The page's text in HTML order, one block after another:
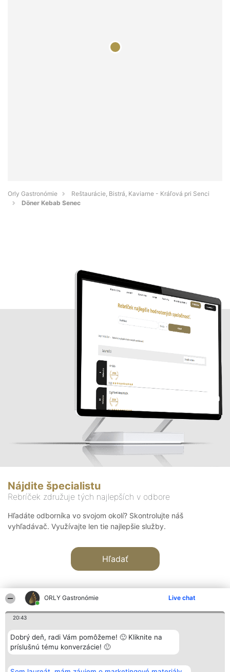
ORLY Gastronómie Live chat
20:43
Dobrý deň, radi Vám pomôžeme! 🙂 Kliknite na
príslušnú tému konverzácie! 🙂
Orly Gastronómie
Reštaurácie, Bistrá, Kaviarne - Kráľová pri Senci
Döner Kebab Senec
Nájdite špecialistu
Rebríček združuje tých najlepších v odbore
Hľadáte odborníka vo svojom okolí? Skontrolujte náš
vyhľadávač. Využívajte len tie najlepšie služby.
Hľadať
Organizátor hodnotenia
Bright Side Solutions sp. z o.
o. sp. k.
Wrocław 50-079
Hodnotenie
Laureáti
Lista
Laureatów
Kontakt
Kontakt